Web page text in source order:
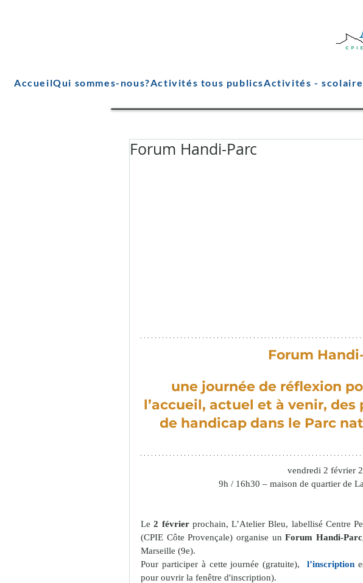
AccueilQui sommes-nous?Activités tous publicsActivités -
Forum Handi-Parc
Forum
une journée de réflexion
l’accueil, actuel et à venir, des
de handicap dans le Parc
vendredi 2 février
9h / 16h30 – maison de quartier de
Le 2 février prochain, L’Atelier Bleu, labellisé Centre
(CPIE Côte Provençale) organise un Forum Handi-Parc
Marseille (9e).
Pour participer à cette journée (gratuite), l’inscription
pour ouvrir la fenêtre d'inscription).